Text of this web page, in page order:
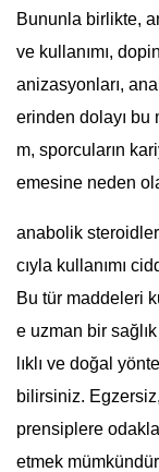
Bununla birlikte,
ve kullanımı,
anizasyonları,
erinden dolayı bu
m, sporcuların
emesine neden
anabolik
cıyla kullanımı
Bu tür maddeleri
e uzman bir
lıklı ve doğal
bilirsiniz.
prensiplere
etmek